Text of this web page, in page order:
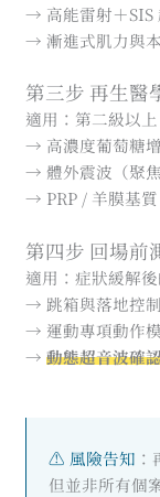
→ 高能雷射＋SIS
→ 漸進式肌力與
第三步 再生醫
適用：第二級以
→ 高濃度葡萄糖增
→ 體外震波（聚焦
→ PRP / 羊膜基質
第四步 回場前
適用：症狀緩解
→ 跳箱與落地控
→ 運動專項動作
→ 動態超音波確
⚠ 風險告知
但並非所有個